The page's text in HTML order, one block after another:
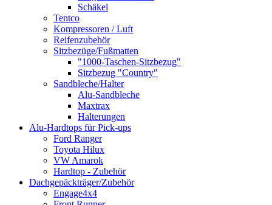
Schäkel
Tentco
Kompressoren / Luft
Reifenzubehör
Sitzbezüge/Fußmatten
"1000-Taschen-Sitzbezug"
Sitzbezug "Country"
Sandbleche/Halter
Alu-Sandbleche
Maxtrax
Halterungen
Alu-Hardtops für Pick-ups
Ford Ranger
Toyota Hilux
VW Amarok
Hardtop - Zubehör
Dachgepäckträger/Zubehör
Engage4x4